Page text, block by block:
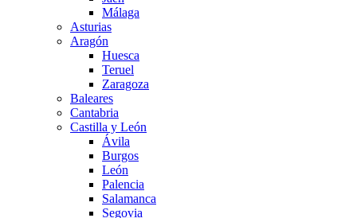
Málaga
Asturias
Aragón
Huesca
Teruel
Zaragoza
Baleares
Cantabria
Castilla y León
Ávila
Burgos
León
Palencia
Salamanca
Segovia